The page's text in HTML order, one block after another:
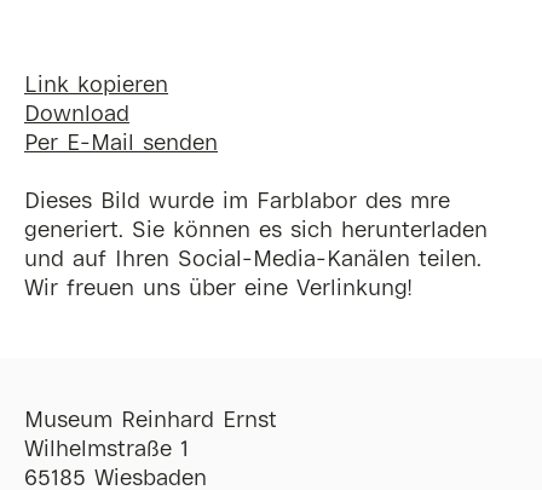
Link kopieren
Download
Per E-Mail senden
Dieses Bild wurde im Farblabor des mre
generiert. Sie können es sich herunterladen
und auf Ihren Social-Media-Kanälen teilen.
Wir freuen uns über eine Verlinkung!
Museum Reinhard Ernst
Wilhelmstraße 1
65185 Wiesbaden